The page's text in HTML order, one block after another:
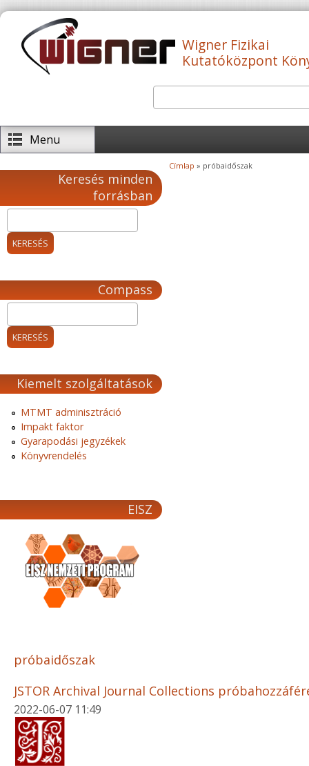
Ugrás a tartalomra
Wigner Fizikai
Kutatóközpont
Keresés űrlap
Menu
Keresés minden
forrásban
Compass
Kiemelt szolgáltatások
MTMT adminisztráció
Impakt faktor
Gyarapodási jegyzékek
Könyvrendelés
EISZ
Jelenlegi hely
Címlap » próbaidőszak
próbaidőszak
JSTOR Archival Journal Collections
2022-06-07 11:49